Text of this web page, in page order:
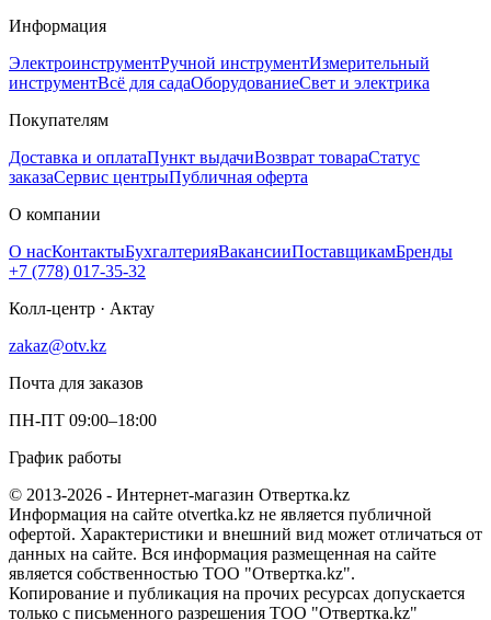
Информация
ЭлектроинструментРучной инструментИзмерительный
инструментВсё для садаОборудованиеСвет и электрика
Покупателям
Доставка и оплатаПункт выдачиВозврат товараСтатус
заказаСервис центрыПубличная оферта
О компании
О насКонтактыБухгалтерияВакансииПоставщикамБренды
+7 (778) 017-35-32
Колл-центр · Актау
zakaz@otv.kz
Почта для заказов
ПН-ПТ 09:00–18:00
График работы
© 2013-2026 - Интернет-магазин Отвертка.kz
Информация на сайте otvertka.kz не является публичной
офертой. Характеристики и внешний вид может отличаться от
данных на сайте. Вся информация размещенная на сайте
является собственностью ТОО "Отвертка.kz".
Копирование и публикация на прочих ресурсах допускается
только с письменного разрешения ТОО "Отвертка.kz"